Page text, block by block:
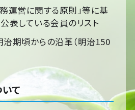
運営に関する原則」等に基
表している会員のリスト
期頃からの沿革（明治150
て